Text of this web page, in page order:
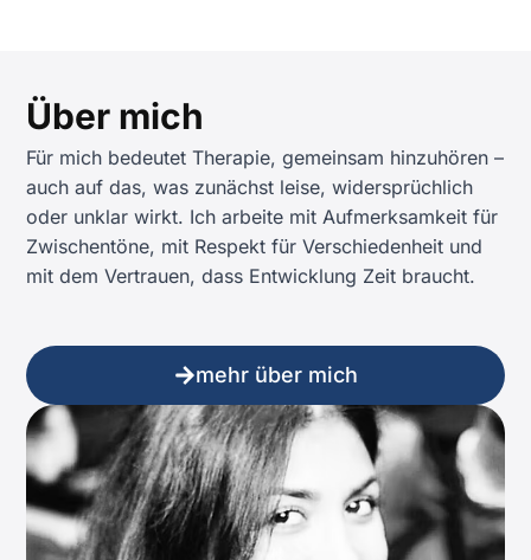
Über mich
Für mich bedeutet Therapie, gemeinsam hinzuhören –
auch auf das, was zunächst leise, widersprüchlich
oder unklar wirkt. Ich arbeite mit Aufmerksamkeit für
Zwischentöne, mit Respekt für Verschiedenheit und
mit dem Vertrauen, dass Entwicklung Zeit braucht.
mehr über mich